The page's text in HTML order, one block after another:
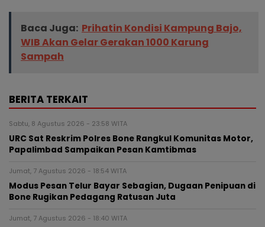
Baca Juga: Prihatin Kondisi Kampung Bajo,
WIB Akan Gelar Gerakan 1000 Karung
Sampah
BERITA TERKAIT
Sabtu, 8 Agustus 2026 - 23:58 WITA
URC Sat Reskrim Polres Bone Rangkul Komunitas Motor,
Papalimbad Sampaikan Pesan Kamtibmas
Jumat, 7 Agustus 2026 - 18:54 WITA
Modus Pesan Telur Bayar Sebagian, Dugaan Penipuan di
Bone Rugikan Pedagang Ratusan Juta
Jumat, 7 Agustus 2026 - 18:40 WITA